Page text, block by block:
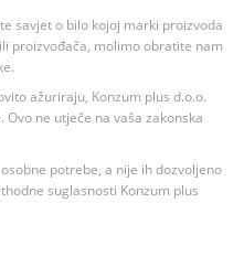
savjet o bilo kojoj marki proizvoda
proizvođača, molimo obratite nam
ažuriraju, Konzum plus d.o.o.
ne utječe na vaša zakonska
potrebe, a nije ih dozvoljeno
suglasnosti Konzum plus